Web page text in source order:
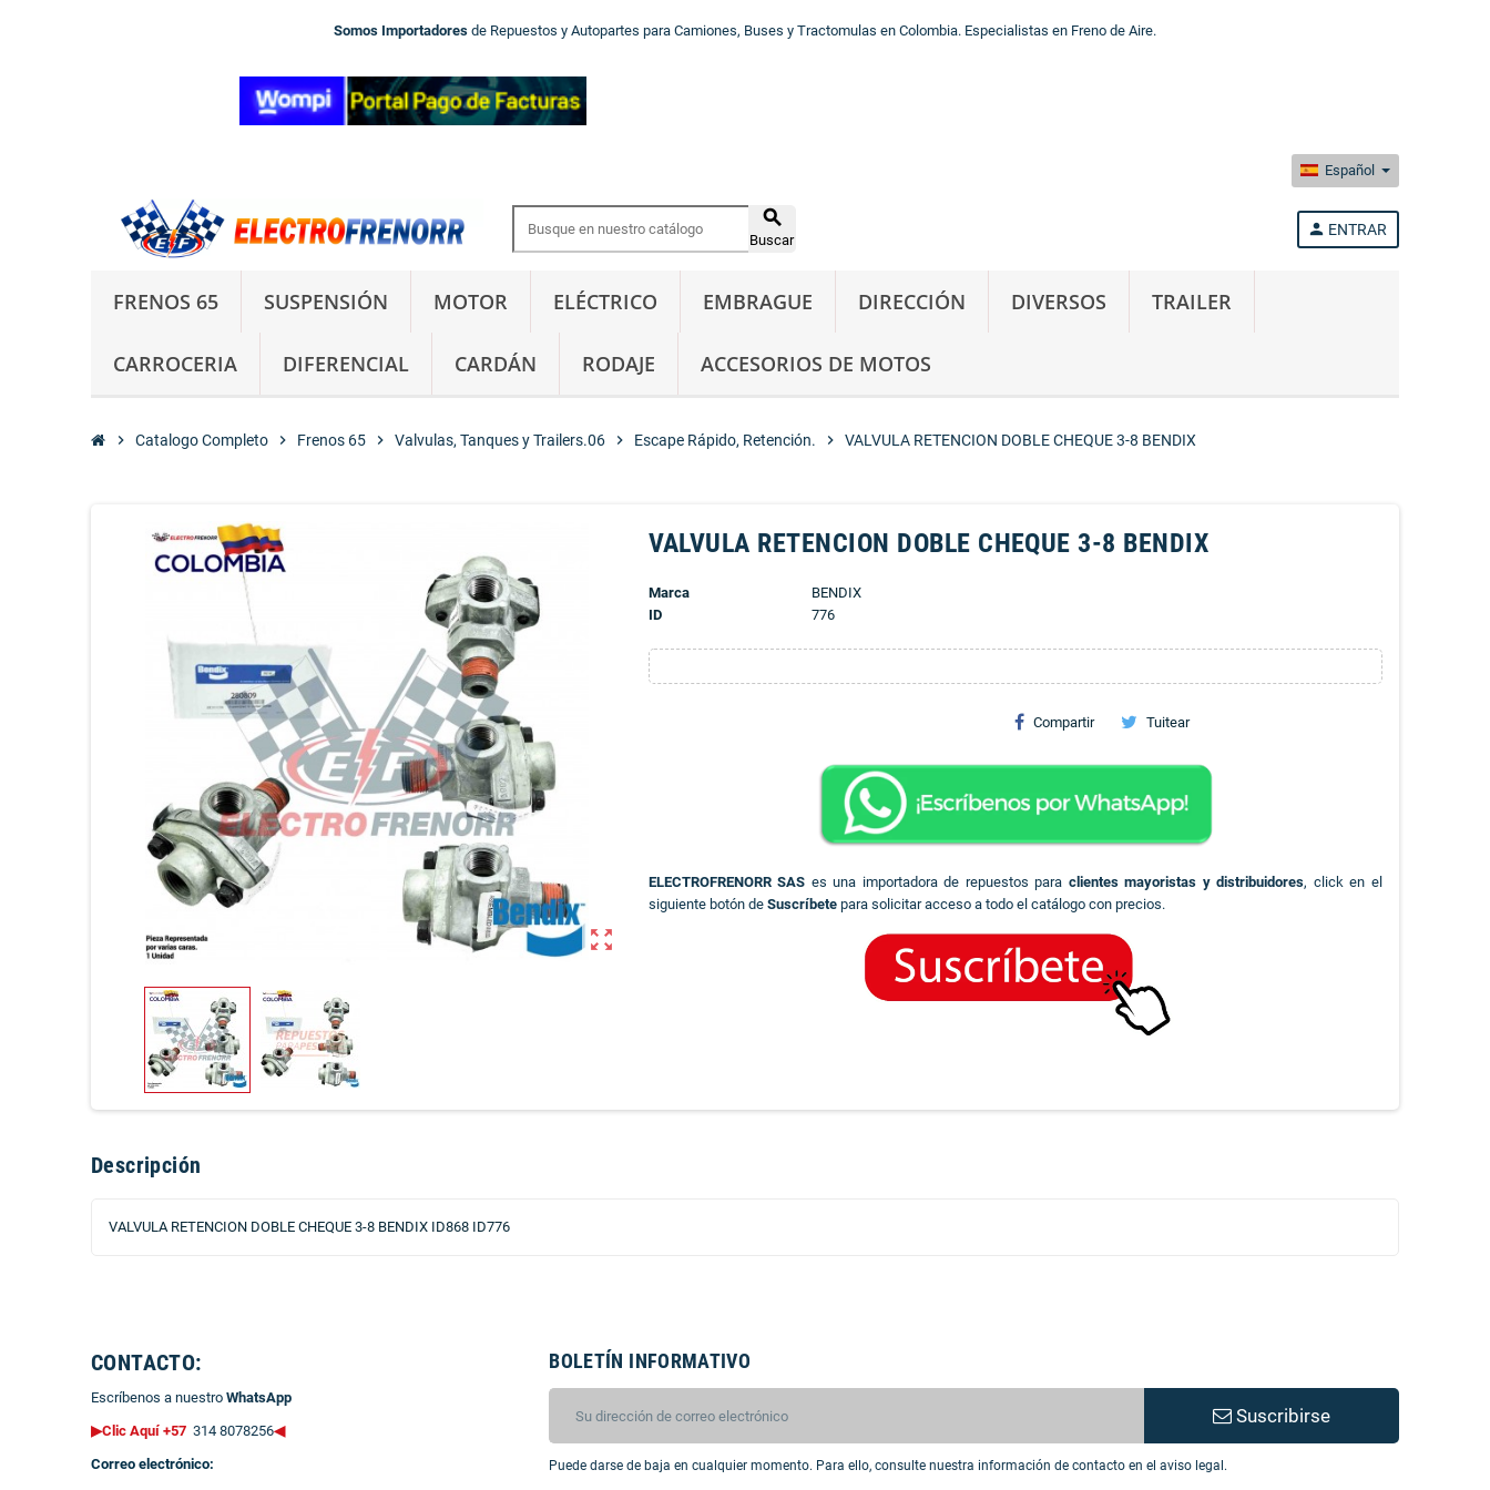
Somos Importadores de Repuestos y Autopartes para Camiones, Buses y Tractomulas en Colombia. Especialistas en Freno de Aire.
Español

Buscar
person ENTRAR
FRENOS 65 SUSPENSIÓN MOTOR ELÉCTRICO EMBRAGUE DIRECCIÓN DIVERSOS TRAILER
CARROCERIA DIFERENCIAL CARDÁN RODAJE ACCESORIOS DE MOTOS
chevron_right Catalogo Completo chevron_right Frenos 65 chevron_right Valvulas, Tanques y Trailers.06 chevron_right Escape Rápido, Retención. chevron_right VALVULA RETENCION DOBLE CHEQUE 3-8 BENDIX
zoom_out_map
VALVULA RETENCION DOBLE CHEQUE 3-8 BENDIX
Marca
BENDIX
ID
776
Compartir Tuitear
ELECTROFRENORR SAS es una importadora de repuestos para clientes mayoristas y distribuidores, click en el
siguiente botón de Suscríbetepara solicitar acceso a todo el catálogo con precios.
Descripción
VALVULA RETENCION DOBLE CHEQUE 3-8 BENDIX ID868 ID776
CONTACTO:
Escríbenos a nuestro WhatsApp
▶Clic Aquí +57 314 8078256◀
Correo electrónico:
BOLETÍN INFORMATIVO
Suscribirse
Puede darse de baja en cualquier momento. Para ello, consulte nuestra información de contacto en el aviso legal.